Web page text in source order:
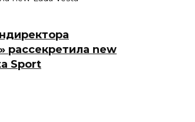
рассекретила new
Sport